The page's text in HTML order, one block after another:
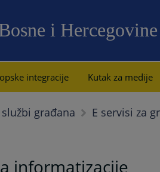
i Hercegovine
integracije Kutak za medije
građana E servisi za
informatizacije